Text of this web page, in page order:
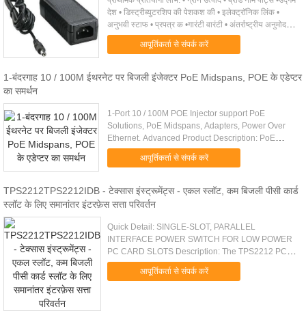
देश • डिस्ट्रीब्युटरशिप की पेशकश की • इलेक्ट्रॉनिक लिंक •
अनुभवी स्टाफ • प्रपत्र क •गारंटी वारंटी • अंतर्राष्ट्रीय अनुमोदन •
सैन्य विनिर्देशों ...
आपूर्तिकर्ता से संपर्क करें
1-बंदरगाह 10 / 100M ईथरनेट पर बिजली इंजेक्टर PoE Midspans, POE के एडेप्टर
का समर्थन
1-Port 10 / 100M POE Injector support PoE
Solutions, PoE Midspans, Adapters, Power Over
Ethernet. Advanced Product Description: PoE
Injector is also called as Power over Ethernet mid-
span devices. Single port ....
आपूर्तिकर्ता से संपर्क करें
TPS2212TPS2212IDB - टेक्सास इंस्ट्रूमेंट्स - एकल स्लॉट, कम बिजली पीसी कार्ड
स्लॉट के लिए समानांतर इंटरफ़ेस सत्ता परिवर्तन
Quick Detail: SINGLE-SLOT, PARALLEL
INTERFACE POWER SWITCH FOR LOW POWER
PC CARD SLOTS Description: The TPS2212 PC
Card power-interface switch provides an integrated
power-management solution for a single low ....
आपूर्तिकर्ता से संपर्क करें